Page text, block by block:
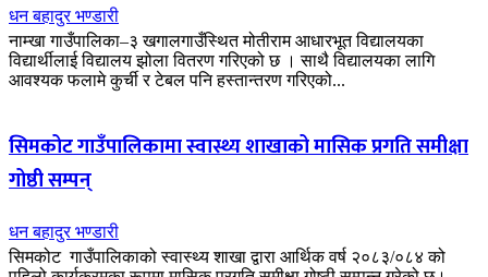
धन बहादुर भण्डारी
नाम्खा गाउँपालिका–३ खगालगाउँस्थित मोतीराम आधारभूत विद्यालयका
विद्यार्थीलाई विद्यालय झोला वितरण गरिएको छ । साथै विद्यालयका लागि
आवश्यक फलामे कुर्ची र टेबल पनि हस्तान्तरण गरिएको...
सिमकोट गाउँपालिकामा स्वास्थ्य शाखाको मासिक प्रगति समीक्षा
गोष्ठी सम्पन्
धन बहादुर भण्डारी
सिमकोट गाउँपालिकाको स्वास्थ्य शाखा द्वारा आर्थिक वर्ष २०८३/०८४ को